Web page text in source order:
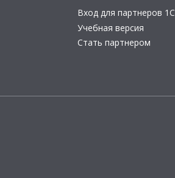
Вход для партнеров 1С
Учебная версия
Стать партнером